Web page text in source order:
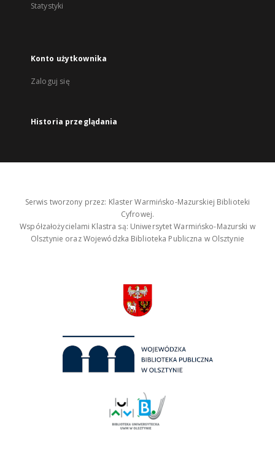
Statystyki
Konto użytkownika
Zaloguj się
Historia przeglądania
Serwis tworzony przez: Klaster Warmińsko-Mazurskiej Biblioteki
Cyfrowej.
Współzałożycielami Klastra są: Uniwersytet Warmińsko-Mazurski w
Olsztynie oraz Wojewódzka Biblioteka Publiczna w Olsztynie